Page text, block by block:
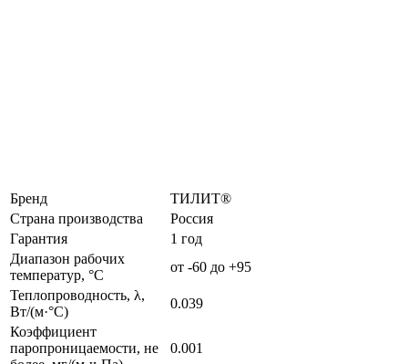
Бренд
ТИЛИТ®
Страна производства
Россия
Гарантия
1 год
Диапазон рабочих
температур, °C
от -60 до +95
Теплопроводность, λ,
Вт/(м·°C)
0.039
Коэффициент
паропроницаемости, не
0.001